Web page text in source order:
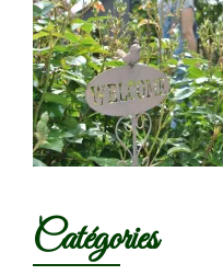
Catégories